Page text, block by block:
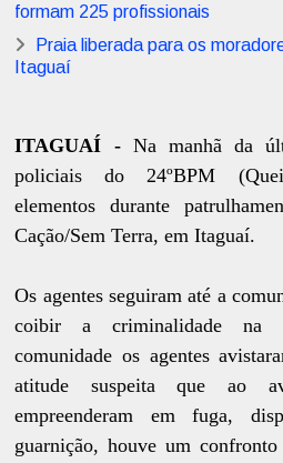
formam 225 profissionais
Praia liberada para os
Itaguaí
ITAGUAÍ - Na manhã da
policiais do 24ºBPM
elementos durante
Cação/Sem Terra, em Itaguaí.
Os agentes seguiram até a
coibir a criminalidade na
comunidade os agentes
atitude suspeita que ao
empreenderam em fuga,
guarnição, houve um